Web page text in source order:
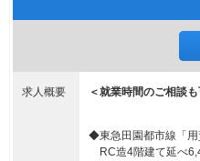
求人概要 ＜就業時間のご相談
◆東急田園都市線「
RC造4階建て延べ